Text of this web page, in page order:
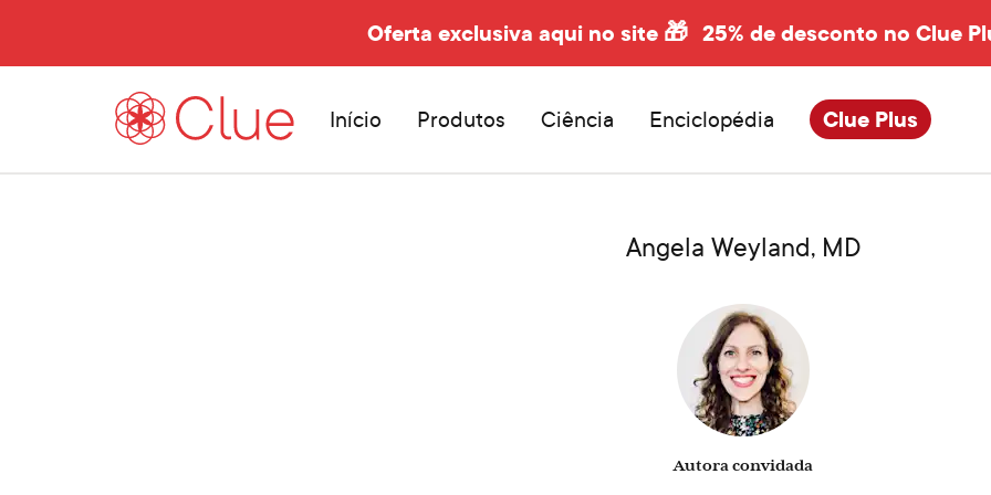
Oferta exclusiva aqui no site 🎁 25% de desconto no Clue
Início Produtos Ciência Enciclopédia Clue Plus
Angela Weyland, MD
Autora convidada